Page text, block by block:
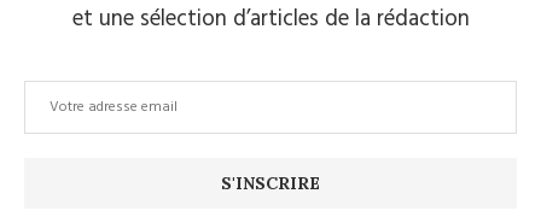
et une sélection d’articles de la rédaction